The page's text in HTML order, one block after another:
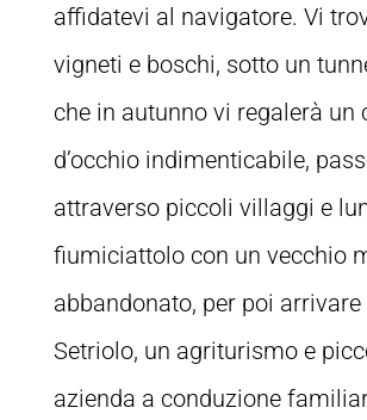
affidatevi al navigatore. Vi
vigneti e boschi, sotto un
che in autunno vi regalerà un
d’occhio indimenticabile,
attraverso piccoli villaggi e
fiumiciattolo con un vecchio
abbandonato, per poi arrivare
Setriolo, un agriturismo e
azienda a conduzione